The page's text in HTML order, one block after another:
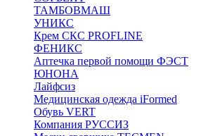
ТАМБОВМАШ
УНИКС
Крем СКС PROFLINE
ФЕНИКС
Аптечка первой помощи ФЭСТ
ЮНОНА
Лайфсиз
Медицинская одежда iFormed
Обувь VERT
Компания РУССИЗ